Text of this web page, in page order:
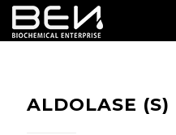
ALDOLASE (S)